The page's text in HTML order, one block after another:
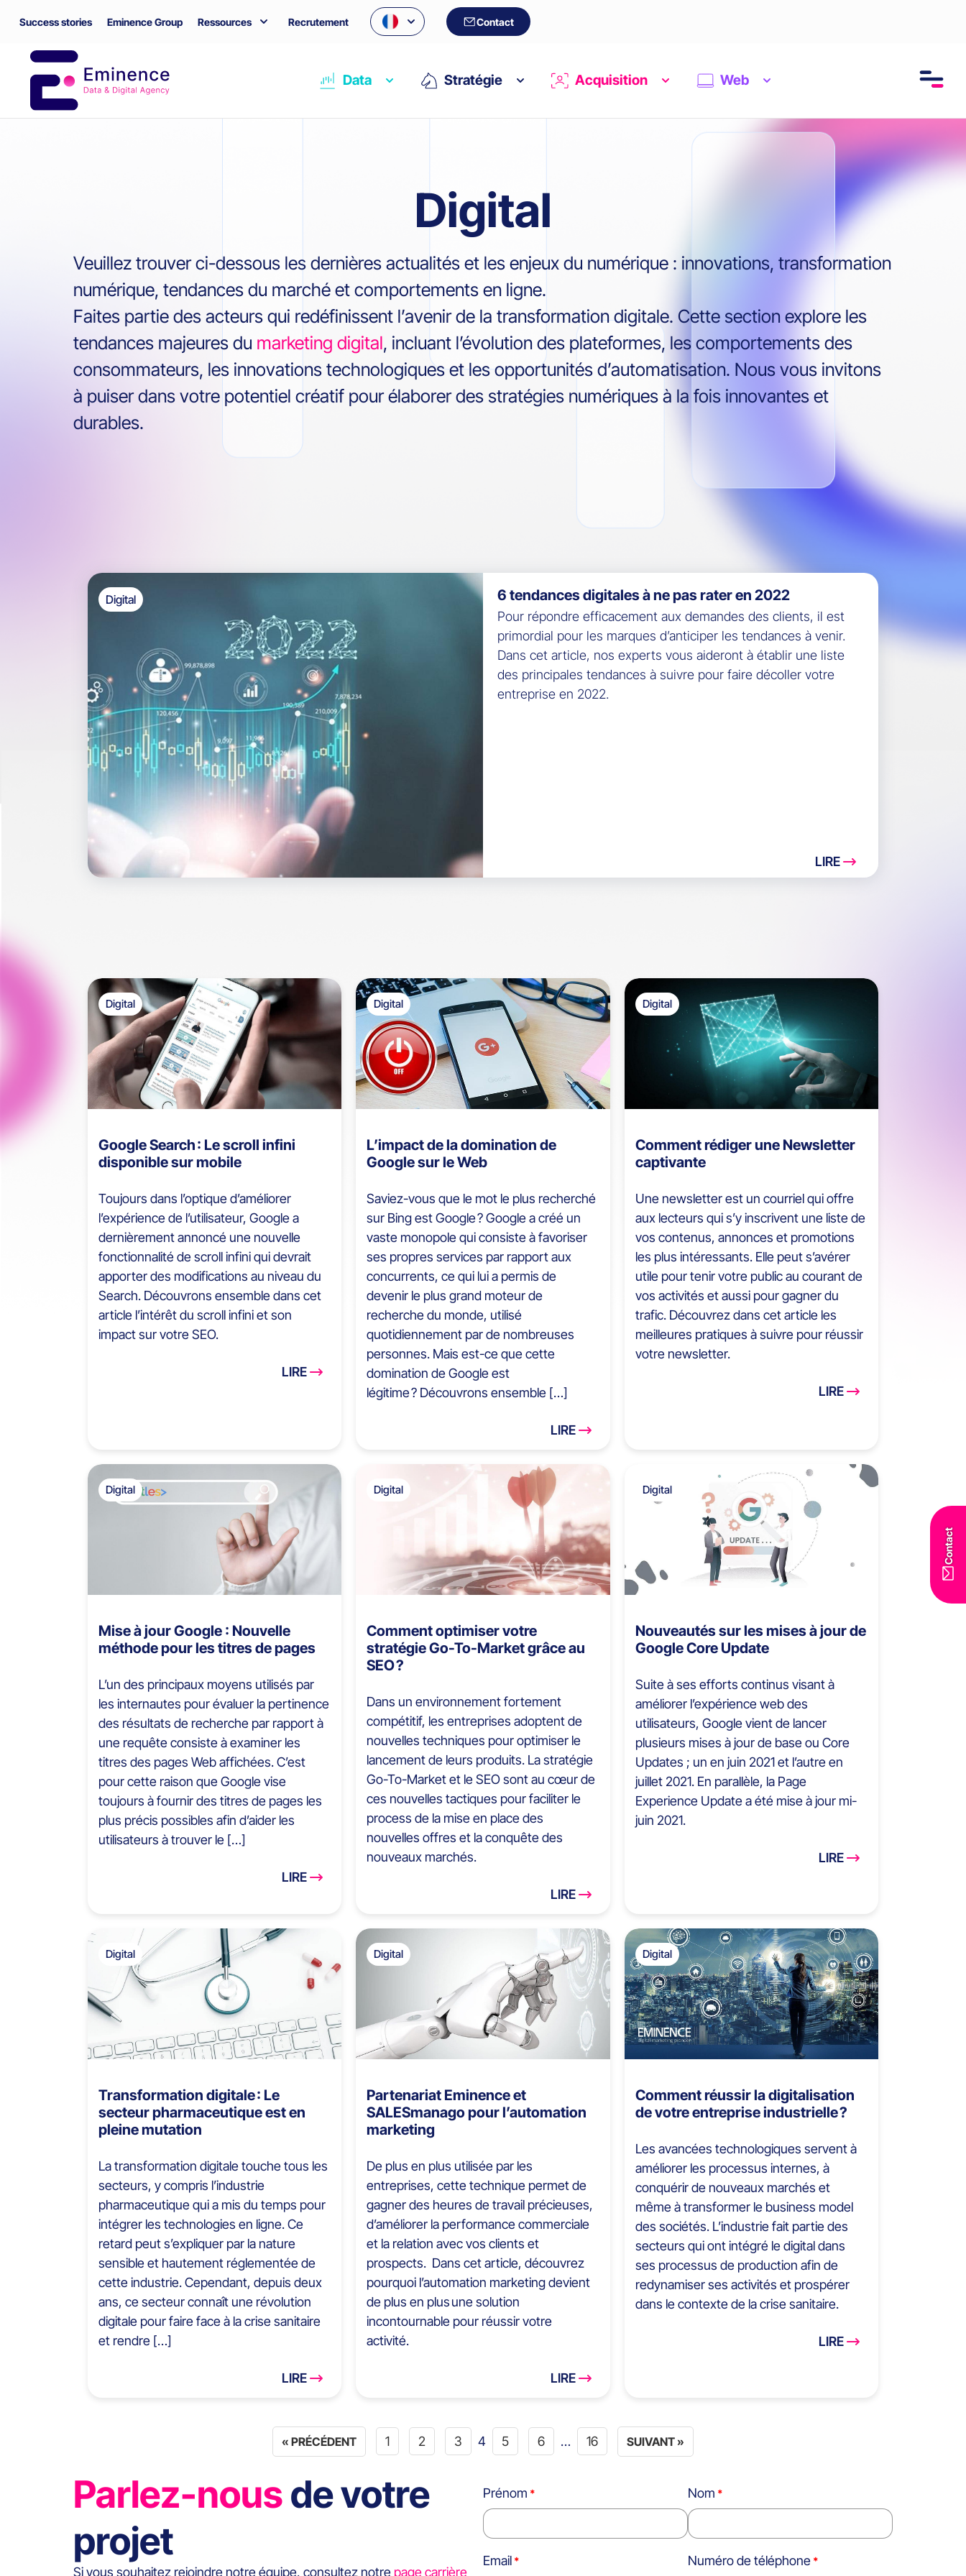
Success stories Eminence Group Ressources Recrutement Contact
Contact
Data Stratégie Acquisition Web
Digital
Veuillez trouver ci-dessous les dernières actualités et les enjeux du numérique : innovations, transformation
numérique, tendances du marché et comportements en ligne.
Faites partie des acteurs qui redéfinissent l’avenir de la transformation digitale. Cette section explore les
tendances majeures du marketing digital, incluant l’évolution des plateformes, les comportements des
consommateurs, les innovations technologiques et les opportunités d’automatisation. Nous vous invitons
à puiser dans votre potentiel créatif pour élaborer des stratégies numériques à la fois innovantes et
durables.
Digital 6 tendances digitales à ne pas rater en 2022
Pour répondre efficacement aux demandes des clients, il est
primordial pour les marques d’anticiper les tendances à venir.
Dans cet article, nos experts vous aideront à établir une liste
des principales tendances à suivre pour faire décoller votre
entreprise en 2022.
LIRE
Digital
Google Search : Le scroll infini
disponible sur mobile
Toujours dans l’optique d’améliorer
l’expérience de l’utilisateur, Google a
dernièrement annoncé une nouvelle
fonctionnalité de scroll infini qui devrait
apporter des modifications au niveau du
Search. Découvrons ensemble dans cet
article l’intérêt du scroll infini et son
impact sur votre SEO.
LIRE
Digital
L’impact de la domination de
Google sur le Web
Saviez-vous que le mot le plus recherché
sur Bing est Google ? Google a créé un
vaste monopole qui consiste à favoriser
ses propres services par rapport aux
concurrents, ce qui lui a permis de
devenir le plus grand moteur de
recherche du monde, utilisé
quotidiennement par de nombreuses
personnes. Mais est-ce que cette
domination de Google est
légitime ? Découvrons ensemble […]
LIRE
Digital
Comment rédiger une Newsletter
captivante
Une newsletter est un courriel qui offre
aux lecteurs qui s’y inscrivent une liste de
vos contenus, annonces et promotions
les plus intéressants. Elle peut s’avérer
utile pour tenir votre public au courant de
vos activités et aussi pour gagner du
trafic. Découvrez dans cet article les
meilleures pratiques à suivre pour réussir
votre newsletter.
LIRE
Digital
Mise à jour Google : Nouvelle
méthode pour les titres de pages
L’un des principaux moyens utilisés par
les internautes pour évaluer la pertinence
des résultats de recherche par rapport à
une requête consiste à examiner les
titres des pages Web affichées. C’est
pour cette raison que Google vise
toujours à fournir des titres de pages les
plus précis possibles afin d’aider les
utilisateurs à trouver le […]
LIRE
Digital
Comment optimiser votre
stratégie Go-To-Market grâce au
SEO ?
Dans un environnement fortement
compétitif, les entreprises adoptent de
nouvelles techniques pour optimiser le
lancement de leurs produits. La stratégie
Go-To-Market et le SEO sont au cœur de
ces nouvelles tactiques pour faciliter le
process de la mise en place des
nouvelles offres et la conquête des
nouveaux marchés.
LIRE
Digital
Nouveautés sur les mises à jour de
Google Core Update
Suite à ses efforts continus visant à
améliorer l’expérience web des
utilisateurs, Google vient de lancer
plusieurs mises à jour de base ou Core
Updates ; un en juin 2021 et l’autre en
juillet 2021. En parallèle, la Page
Experience Update a été mise à jour mi-
juin 2021.
LIRE
Digital
Transformation digitale : Le
secteur pharmaceutique est en
pleine mutation
La transformation digitale touche tous les
secteurs, y compris l’industrie
pharmaceutique qui a mis du temps pour
intégrer les technologies en ligne. Ce
retard peut s’expliquer par la nature
sensible et hautement réglementée de
cette industrie. Cependant, depuis deux
ans, ce secteur connaît une révolution
digitale pour faire face à la crise sanitaire
et rendre […]
LIRE
Digital
Partenariat Eminence et
SALESmanago pour l’automation
marketing
De plus en plus utilisée par les
entreprises, cette technique permet de
gagner des heures de travail précieuses,
d’améliorer la performance commerciale
et la relation avec vos clients et
prospects. Dans cet article, découvrez
pourquoi l’automation marketing devient
de plus en plus une solution
incontournable pour réussir votre
activité.
LIRE
Digital
Comment réussir la digitalisation
de votre entreprise industrielle ?
Les avancées technologiques servent à
améliorer les processus internes, à
conquérir de nouveaux marchés et
même à transformer le business model
des sociétés. L’industrie fait partie des
secteurs qui ont intégré le digital dans
ses processus de production afin de
redynamiser ses activités et prospérer
dans le contexte de la crise sanitaire.
LIRE
« PRÉCÉDENT 1 2 3 4 5 6 … 16 SUIVANT »
Parlez-nousde votre
projet
Si vous souhaitez rejoindre notre équipe, consultez notre page carrière
Prénom Nom
Email Numéro de téléphone